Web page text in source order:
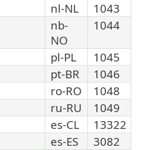
nl-NL
1043
nb-
NO
1044
pl-PL
1045
pt-BR
1046
ro-RO
1048
ru-RU
1049
es-CL
13322
es-ES
3082